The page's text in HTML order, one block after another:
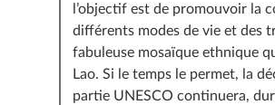
Les taxes
Tous les services logistiques
l’organisation du programme.
Tous les petits pourboires des
bagagistes etc... Ces derniers
l’objectif est de promouvoir la
différents modes de vie et des
fabuleuse mosaïque ethnique
Lao. Si le temps le permet, la
partie UNESCO continuera,